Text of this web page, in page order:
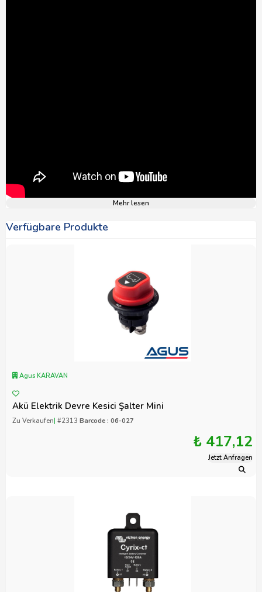
Mehr lesen
Verfügbare Produkte
Agus KARAVAN
Akü Elektrik Devre Kesici Şalter Mini
Zu Verkaufen| #2313 Barcode : 06-027
₺ 417,12
Jetzt Anfragen